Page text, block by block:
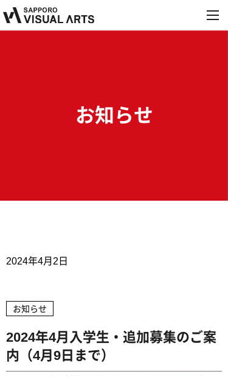
職業実践専門課程設置校
オートデスク承認教育機関
アクセス
学科・コース
PA&レコーディングエンジニア専攻
総合音楽専攻
ヴォーカル専攻
ギター専攻
ベース専攻
オープンキャンパス
学校説明会・個別相談
デビュー実績
デビューサポート
学費・諸費用
出願方法
授業料免除制度
資料請求
お知らせ
2024年4月2日
お知らせ
2024年4月入学生・追加募集のご案
内（4月9日まで）